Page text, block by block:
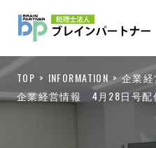
TOP INFORMATION
企業経
企業経営情報 4月28日号配